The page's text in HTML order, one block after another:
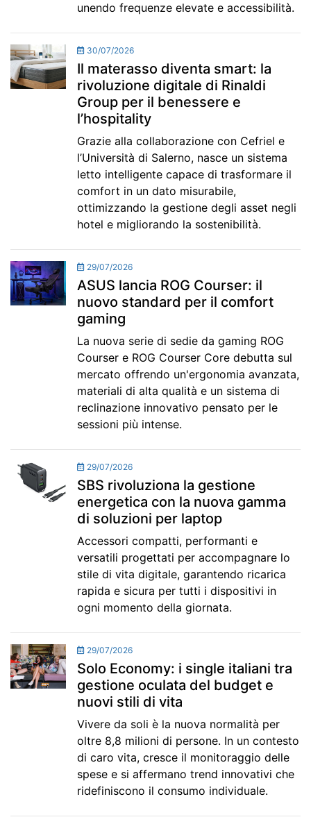
unendo frequenze elevate e accessibilità.
30/07/2026
Il materasso diventa smart: la
rivoluzione digitale di Rinaldi
Group per il benessere e
l’hospitality
Grazie alla collaborazione con Cefriel e
l’Università di Salerno, nasce un sistema
letto intelligente capace di trasformare il
comfort in un dato misurabile,
ottimizzando la gestione degli asset negli
hotel e migliorando la sostenibilità.
29/07/2026
ASUS lancia ROG Courser: il
nuovo standard per il comfort
gaming
La nuova serie di sedie da gaming ROG
Courser e ROG Courser Core debutta sul
mercato offrendo un'ergonomia avanzata,
materiali di alta qualità e un sistema di
reclinazione innovativo pensato per le
sessioni più intense.
29/07/2026
SBS rivoluziona la gestione
energetica con la nuova gamma
di soluzioni per laptop
Accessori compatti, performanti e
versatili progettati per accompagnare lo
stile di vita digitale, garantendo ricarica
rapida e sicura per tutti i dispositivi in
ogni momento della giornata.
29/07/2026
Solo Economy: i single italiani tra
gestione oculata del budget e
nuovi stili di vita
Vivere da soli è la nuova normalità per
oltre 8,8 milioni di persone. In un contesto
di caro vita, cresce il monitoraggio delle
spese e si affermano trend innovativi che
ridefiniscono il consumo individuale.